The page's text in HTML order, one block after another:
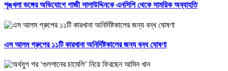
শৃঙ্খলা ভঙ্গের অভিযোগে গাজী সালাউদ্দিনকে এনসিপি থেকে সাময়িক অব্যাহতি
এস আলম গ্রুপের ১১টি কারখানা অনির্দিষ্টকালের জন্য বন্ধ ঘোষণা